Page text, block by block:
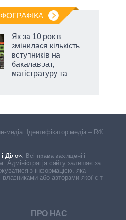
Як за 10 років
змінилася кількість
вступників на
бакалаврат,
магістратуру та
медіа. Ідентифікатор медіа – R40-
Діло». Всі права захищені і
Адміністрація сайту залишає за
з інформацією, яка
власниками або авторами якої є треті
ПРО НАС